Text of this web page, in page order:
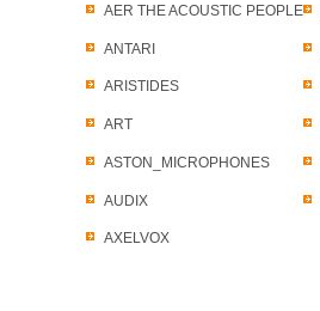
AER THE ACOUSTIC PEOPLE
ANTARI
ARISTIDES
ART
ASTON_MICROPHONES
AUDIX
AXELVOX